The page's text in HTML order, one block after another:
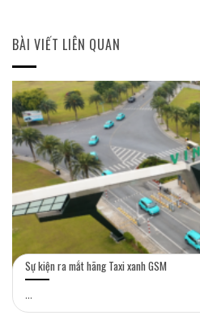
BÀI VIẾT LIÊN QUAN
Sự kiện ra mắt hãng Taxi xanh GSM
...